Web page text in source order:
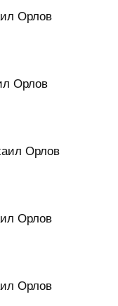
Орлов
Орлов
Орлов
Орлов
Орлов